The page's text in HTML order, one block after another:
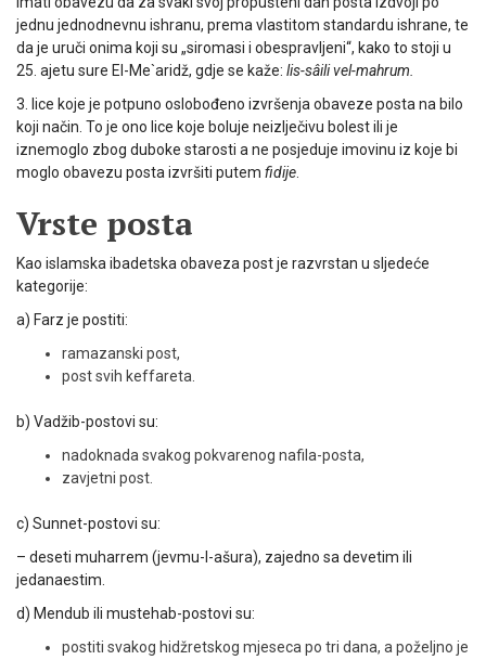
jednu jednodnevnu ishranu, prema vlastitom standardu ishrane, te
da je uruči onima koji su „siromasi i obespravljeni“, kako to stoji u
25. ajetu sure El-Me`aridž, gdje se kaže: lis-sâili vel-mahrum.
3. lice koje je potpuno oslobođeno izvršenja obaveze posta na bilo
koji način. To je ono lice koje boluje neizlječivu bolest ili je
iznemoglo zbog duboke starosti a ne posjeduje imovinu iz koje bi
moglo obavezu posta izvršiti putem fidije.
Vrste posta
Kao islamska ibadetska obaveza post je razvrstan u sljedeće
kategorije:
a) Farz je postiti:
ramazanski post,
post svih keffareta.
b) Vadžib-postovi su:
nadoknada svakog pokvarenog nafila-posta,
zavjetni post.
c) Sunnet-postovi su:
– deseti muharrem (jevmu-l-ašura), zajedno sa devetim ili
jedanaestim.
d) Mendub ili mustehab-postovi su:
postiti svakog hidžretskog mjeseca po tri dana, a poželjno je